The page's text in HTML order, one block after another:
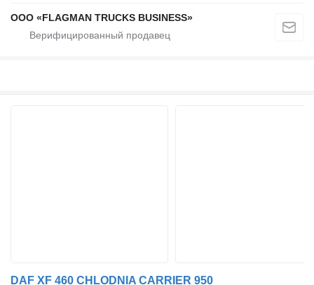
ООО «FLAGMAN TRUCKS BUSINESS»
DAF XF 460 CHLODNIA CARRIER 950